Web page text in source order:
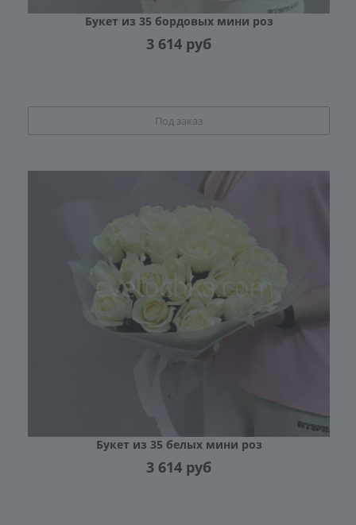
Букет из 35 бордовых мини роз
3 614 руб
Под заказ
Букет из 35 белых мини роз
3 614 руб